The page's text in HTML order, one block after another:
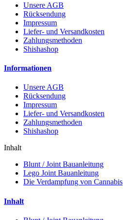
Unsere AGB
Rücksendung
Impressum
Liefer- und Versandkosten
Zahlungsmethoden
Shishashop
Informationen
Unsere AGB
Rücksendung
Impressum
Liefer- und Versandkosten
Zahlungsmethoden
Shishashop
Inhalt
Blunt / Joint Bauanleitung
Lego Joint Bauanleitung
Die Verdampfung von Cannabis
Inhalt